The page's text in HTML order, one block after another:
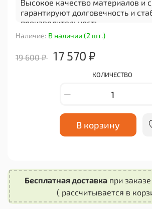
Наличие: В наличии (2 шт.)
19 600 ₽ 17 570 ₽
КОЛИЧЕСТВО
В корзину
Высокое качество материалов и
гарантируют долговечность и
производительность.
Установка данного мотор колеса
плавное и эффективное движение
электросамоката.
передвигаться как в городе, так и
Этот аксессуар отлично
изношенного или поврежденного
качественного мотор колеса для
в сборе.
Бесплатная доставкапри заказе
( рассчитывается в